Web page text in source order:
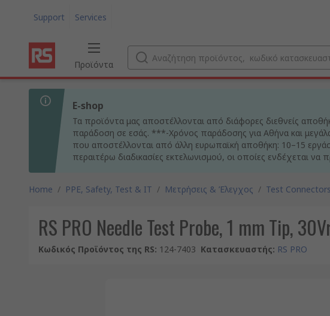
Support Services
Προϊόντα
E-shop
Τα προϊόντα μας αποστέλλονται από διάφορες διεθνείς
παράδοση σε εσάς. ***-Χρόνος παράδοσης για Αθήνα και μεγάλα
που αποστέλλονται από άλλη ευρωπαϊκή αποθήκη: 10–15
περαιτέρω διαδικασίες εκτελωνισμού, οι οποίες ενδέχεται να
Home / PPE, Safety, Test & IT / Μετρήσεις & Έλεγχος / Test Connectors
RS PRO Needle Test Probe, 1 mm Tip,
Κωδικός Προϊόντος της RS: 124-7403 Κατασκευαστής: RS PRO